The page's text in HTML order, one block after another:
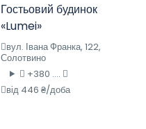
Гостьовий будинок
«Lumei»
вул. Івана Франка, 122,
Солотвино
+380 ....
від 446 ₴/доба